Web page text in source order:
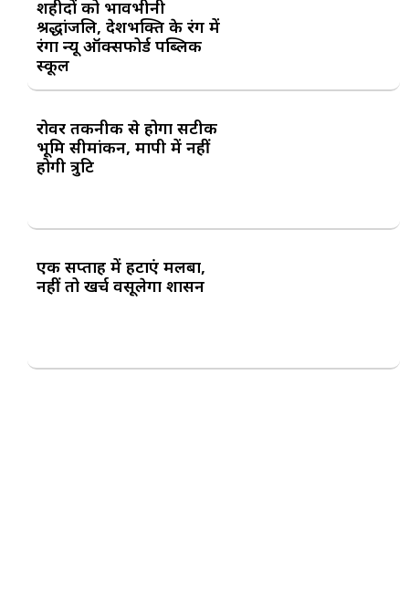
शहीदों को भावभीनी
श्रद्धांजलि, देशभक्ति के रंग में
रंगा न्यू ऑक्सफोर्ड पब्लिक
स्कूल
रोवर तकनीक से होगा सटीक
भूमि सीमांकन, मापी में नहीं
होगी त्रुटि
एक सप्ताह में हटाएं मलबा,
नहीं तो खर्च वसूलेगा प्रशासन